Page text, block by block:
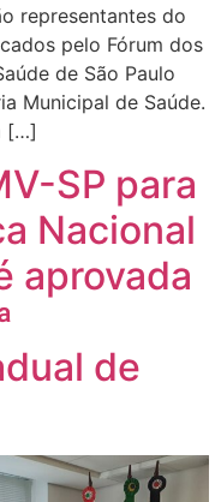
representantes do
pelo Fórum dos
de São Paulo
Municipal de Saúde.
[…]
SP para
Nacional
aprovada
de